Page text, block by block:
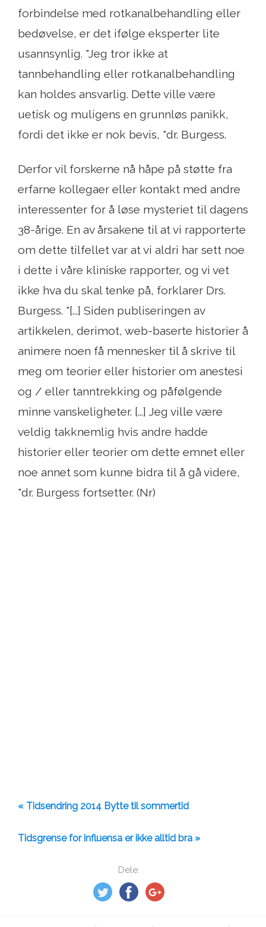
Dele:
forbindelse med rotkanalbehandling eller
bedøvelse, er det ifølge eksperter lite
usannsynlig. "Jeg tror ikke at
tannbehandling eller rotkanalbehandling
kan holdes ansvarlig. Dette ville være
uetisk og muligens en grunnløs panikk,
fordi det ikke er nok bevis, "dr. Burgess.
Derfor vil forskerne nå håpe på støtte fra
erfarne kollegaer eller kontakt med andre
interessenter for å løse mysteriet til dagens
38-årige. En av årsakene til at vi rapporterte
om dette tilfellet var at vi aldri har sett noe
i dette i våre kliniske rapporter, og vi vet
ikke hva du skal tenke på, forklarer Drs.
Burgess. "[...] Siden publiseringen av
artikkelen, derimot, web-baserte historier å
animere noen få mennesker til å skrive til
meg om teorier eller historier om anestesi
og / eller tanntrekking og påfølgende
minne vanskeligheter. [...] Jeg ville være
veldig takknemlig hvis andre hadde
historier eller teorier om dette emnet eller
noe annet som kunne bidra til å gå videre,
"dr. Burgess fortsetter. (Nr)
« Tidsendring 2014 Bytte til sommertid
Tidsgrense for influensa er ikke alltid bra »